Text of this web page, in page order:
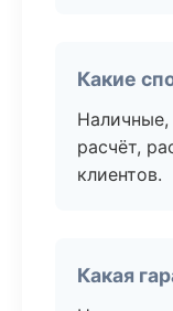
Какие
Наличные,
расчёт,
клиентов.
Какая